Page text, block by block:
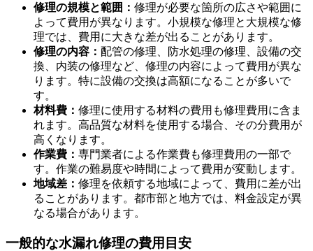
修理の規模と範囲： 修理が必要な箇所の広さや範囲に
よって費用が異なります。小規模な修理と大規模な修
理では、費用に大きな差が出ることがあります。
修理の内容： 配管の修理、防水処理の修理、設備の交
換、内装の修理など、修理の内容によって費用が異な
ります。特に設備の交換は高額になることが多いで
す。
材料費： 修理に使用する材料の費用も修理費用に含ま
れます。高品質な材料を使用する場合、その分費用が
高くなります。
作業費： 専門業者による作業費も修理費用の一部で
す。作業の難易度や時間によって費用が変動します。
地域差： 修理を依頼する地域によって、費用に差が出
ることがあります。都市部と地方では、料金設定が異
なる場合があります。
一般的な水漏れ修理の費用目安